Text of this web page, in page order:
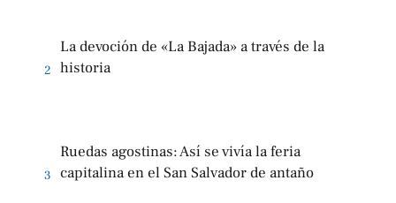
2
La devoción de «La Bajada» a través de la
historia
3
Ruedas agostinas: Así se vivía la feria
capitalina en el San Salvador de antaño